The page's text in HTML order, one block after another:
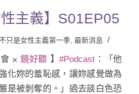
性主義】S01EP05
不只是女性主義第一季, 最新消息 /
會 ⨉鏡好聽 】#Podcast ：「他
化妳的羞恥感，讓妳感覺做為
是被剝奪的。」過去談白色恐